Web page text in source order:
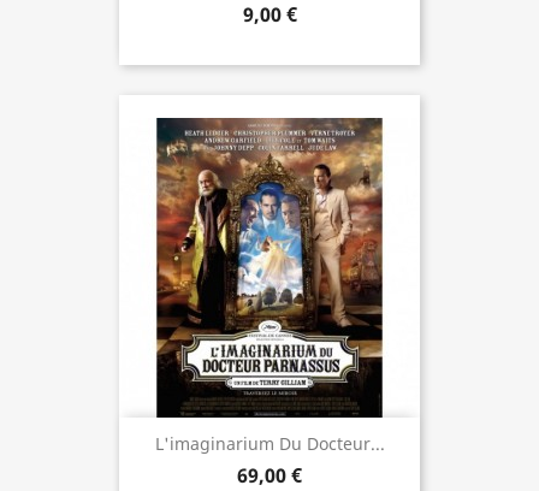
9,00 €
L'imaginarium Du Docteur...
69,00 €